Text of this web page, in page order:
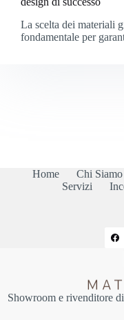
La scelta dei materiali
fondamentale per
Home Chi Siamo
Servizi
Showroom e rivenditore